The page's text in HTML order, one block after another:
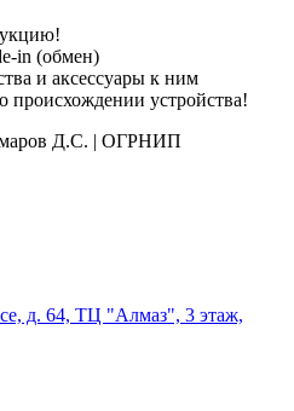
in (обмен)
и аксессуары к ним
устройства!
Д.С. | ОГРНИП
д. 64, ТЦ "Алмаз", 3 этаж,